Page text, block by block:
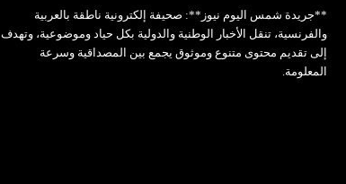
**جريدة شمس اليوم نيوز**: صحيفة إلكترونية ناطقة بالعربية
والفرنسية، تنقل الأخبار الوطنية والدولية بكل حياد وموضوعية، وتهدف
إلى تقديم محتوى متنوع وموثوق يجمع بين المصداقية وسرعة
المعلومة.